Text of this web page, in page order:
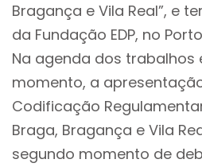
Bragança e Vila Real”, e
da Fundação EDP, no
Na agenda dos trabalhos
momento, a
Codificação
Braga, Bragança e Vila
segundo momento de